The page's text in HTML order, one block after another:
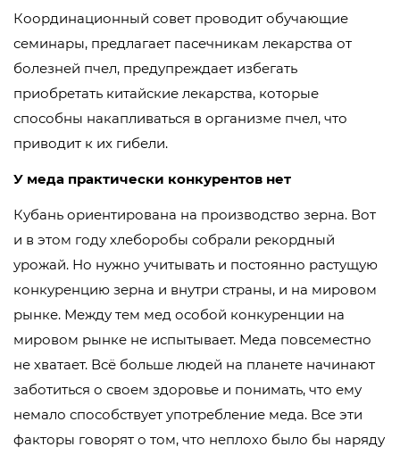
Координационный совет проводит обучающие
семинары, предлагает пасечникам лекарства от
болезней пчел, предупреждает избегать
приобретать китайские лекарства, которые
способны накапливаться в организме пчел, что
приводит к их гибели.
У меда практически конкурентов нет
Кубань ориентирована на производство зерна. Вот
и в этом году хлеборобы собрали рекордный
урожай. Но нужно учитывать и постоянно растущую
конкуренцию зерна и внутри страны, и на мировом
рынке. Между тем мед особой конкуренции на
мировом рынке не испытывает. Меда повсеместно
не хватает. Всё больше людей на планете начинают
заботиться о своем здоровье и понимать, что ему
немало способствует употребление меда. Все эти
факторы говорят о том, что неплохо было бы наряду